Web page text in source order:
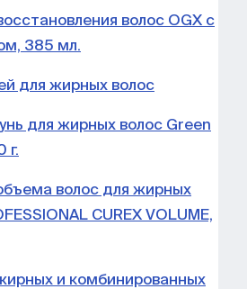
волос OGX с
385 мл.
для жирных волос
для жирных волос Green
г.
волос для жирных
CUREX VOLUME,
и комбинированных